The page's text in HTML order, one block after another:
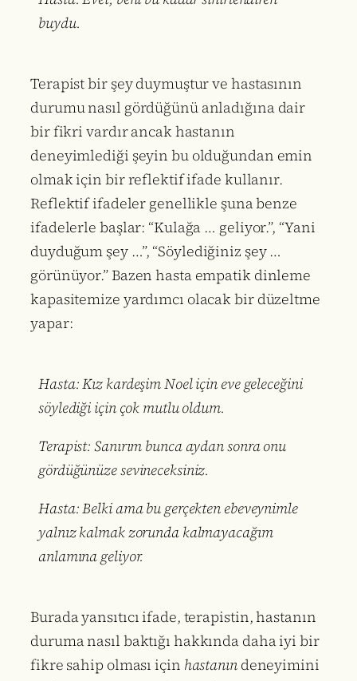
buydu.
Terapist bir şey duymuştur ve hastasının
durumu nasıl gördüğünü anladığına dair
bir fikri vardır ancak hastanın
deneyimlediği şeyin bu olduğundan emin
olmak için bir reflektif ifade kullanır.
Reflektif ifadeler genellikle şuna benze
ifadelerle başlar: “Kulağa … geliyor.”, “Yani
duyduğum şey …”, “Söylediğiniz şey …
görünüyor.” Bazen hasta empatik dinleme
kapasitemize yardımcı olacak bir düzeltme
yapar:
Hasta: Kız kardeşim Noel için eve geleceğini
söylediği için çok mutlu oldum.
Terapist: Sanırım bunca aydan sonra onu
gördüğünüze sevineceksiniz.
Hasta: Belki ama bu gerçekten ebeveynimle
yalnız kalmak zorunda kalmayacağım
anlamına geliyor.
Burada yansıtıcı ifade, terapistin, hastanın
duruma nasıl baktığı hakkında daha iyi bir
fikre sahip olması için hastanındeneyimini